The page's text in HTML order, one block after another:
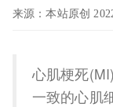
来源：本站原创
心肌梗死
一致的心肌